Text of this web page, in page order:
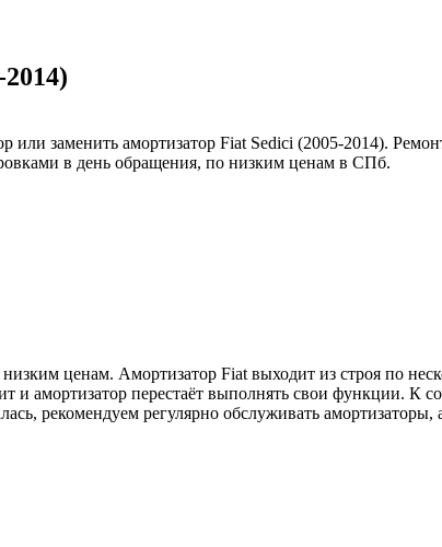
или заменить амортизатор Fiat Sedici (2005-2014).
в день обращения, по низким ценам в СПб.
ценам. Амортизатор Fiat выходит из строя по
и амортизатор перестаёт выполнять свои функции. К
рекомендуем регулярно обслуживать